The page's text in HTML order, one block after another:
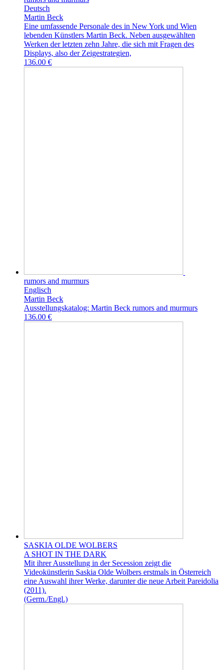
Deutsch
Martin Beck
Eine umfassende Personale des in New York und Wien
lebenden Künstlers Martin Beck. Neben ausgewählten
Werken der letzten zehn Jahre, die sich mit Fragen des
Displays, also der Zeigestrategien,
136.00 €
rumors and murmurs
Englisch
Martin Beck
Ausstellungskatalog: Martin Beck rumors and murmurs
136.00 €
SASKIA OLDE WOLBERS
A SHOT IN THE DARK
Mit ihrer Ausstellung in der Secession zeigt die
Videokünstlerin Saskia Olde Wolbers erstmals in Österreich
eine Auswahl ihrer Werke, darunter die neue Arbeit Pareidolia
(2011).
(Germ./Engl.)